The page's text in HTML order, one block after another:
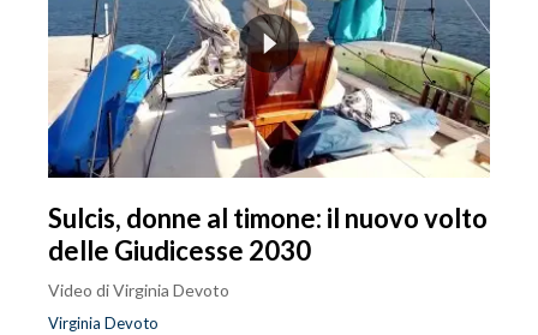
Sulcis, donne al timone: il nuovo volto
delle Giudicesse 2030
Video di Virginia Devoto
Virginia Devoto